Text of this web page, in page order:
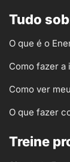
Tudo
O que é o
Como fazer a
Como ver
O que fazer
Treine